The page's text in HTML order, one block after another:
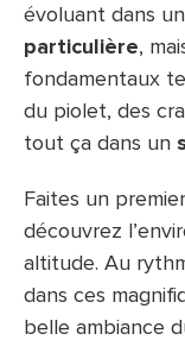
évoluant dans
particulière,
fondamentaux
du piolet, des
tout ça dans un
Faites un
découvrez
altitude. Au
dans ces
belle ambiance